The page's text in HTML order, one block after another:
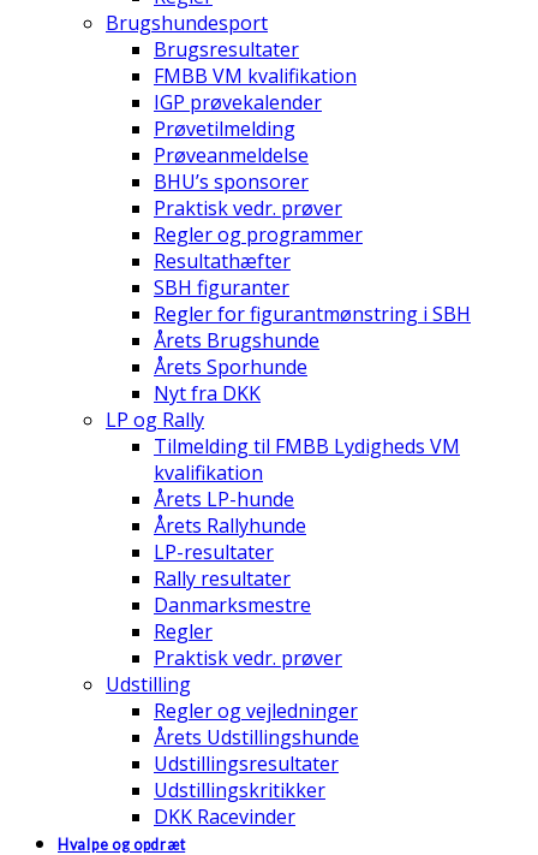
Brugshundesport
Brugsresultater
FMBB VM kvalifikation
IGP prøvekalender
Prøvetilmelding
Prøveanmeldelse
BHU’s sponsorer
Praktisk vedr. prøver
Regler og programmer
Resultathæfter
SBH figuranter
Regler for figurantmønstring i SBH
Årets Brugshunde
Årets Sporhunde
Nyt fra DKK
LP og Rally
Tilmelding til FMBB Lydigheds VM
kvalifikation
Årets LP-hunde
Årets Rallyhunde
LP-resultater
Rally resultater
Danmarksmestre
Regler
Praktisk vedr. prøver
Udstilling
Regler og vejledninger
Årets Udstillingshunde
Udstillingsresultater
Udstillingskritikker
DKK Racevinder
Hvalpe og opdræt